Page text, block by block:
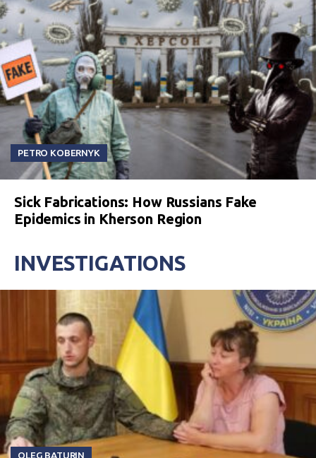
PETRO KOBERNYK
Sick Fabrications: How Russians Fake
Epidemics in Kherson Region
INVESTIGATIONS
OLEG BATURIN